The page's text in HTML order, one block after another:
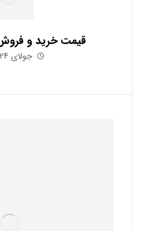
قیمت خرید و
جولای 24, 2018